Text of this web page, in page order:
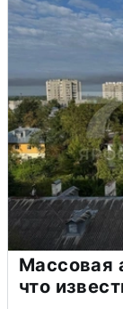
Массовая
что